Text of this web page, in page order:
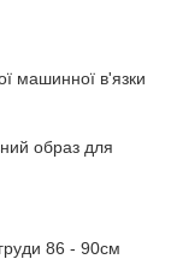
машинної в'язки
образ для
86 - 90см